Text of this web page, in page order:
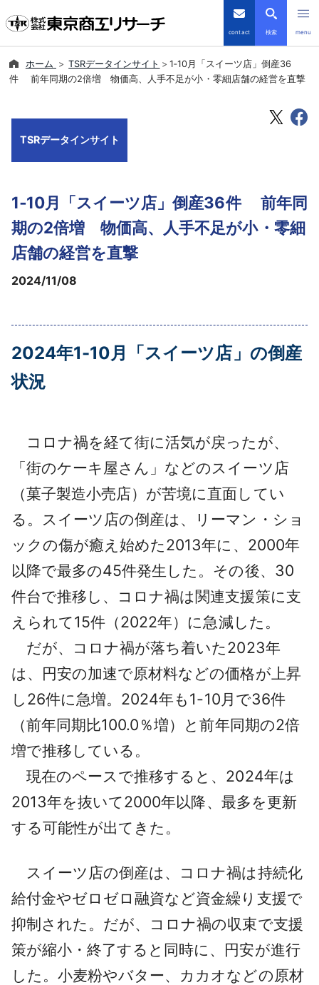
contact 検索 menu
倒産・注目企業情報
会社案内
商品・サービス
ホーム TSRデータインサイト
1‐10月「スイーツ店」倒産36
件 前年同期の2倍増 物価高、人手不足が小・零細店舗の経営を直撃
TSRデータインサイト
1‐10月「スイーツ店」倒産36件 前年同
期の2倍増 物価高、人手不足が小・零細
店舗の経営を直撃
2024/11/08
2024年1-10月「スイーツ店」の倒産
状況
コロナ禍を経て街に活気が戻ったが、
「街のケーキ屋さん」などのスイーツ店
（菓子製造小売店）が苦境に直面してい
る。スイーツ店の倒産は、リーマン・ショ
ックの傷が癒え始めた2013年に、2000年
以降で最多の45件発生した。その後、30
件台で推移し、コロナ禍は関連支援策に支
えられて15件（2022年）に急減した。
だが、コロナ禍が落ち着いた2023年
は、円安の加速で原材料などの価格が上昇
し26件に急増。2024年も1-10月で36件
（前年同期比100.0％増）と前年同期の2倍
増で推移している。
現在のペースで推移すると、2024年は
2013年を抜いて2000年以降、最多を更新
する可能性が出てきた。
スイーツ店の倒産は、コロナ禍は持続化
給付金やゼロゼロ融資など資金繰り支援で
抑制された。だが、コロナ禍の収束で支援
策が縮小・終了すると同時に、円安が進行
した。小麦粉やバター、カカオなどの原材